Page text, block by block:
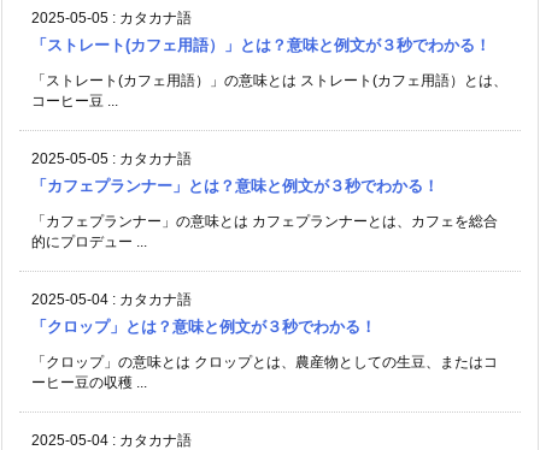
2025-05-05 : カタカナ語
「ストレート(カフェ用語）」とは？意味と例文が３秒でわかる！
「ストレート(カフェ用語）」の意味とは ストレート(カフェ用語）とは、
コーヒー豆 ...
2025-05-05 : カタカナ語
「カフェプランナー」とは？意味と例文が３秒でわかる！
「カフェプランナー」の意味とは カフェプランナーとは、カフェを総合
的にプロデュー ...
2025-05-04 : カタカナ語
「クロップ」とは？意味と例文が３秒でわかる！
「クロップ」の意味とは クロップとは、農産物としての生豆、またはコ
ーヒー豆の収穫 ...
2025-05-04 : カタカナ語